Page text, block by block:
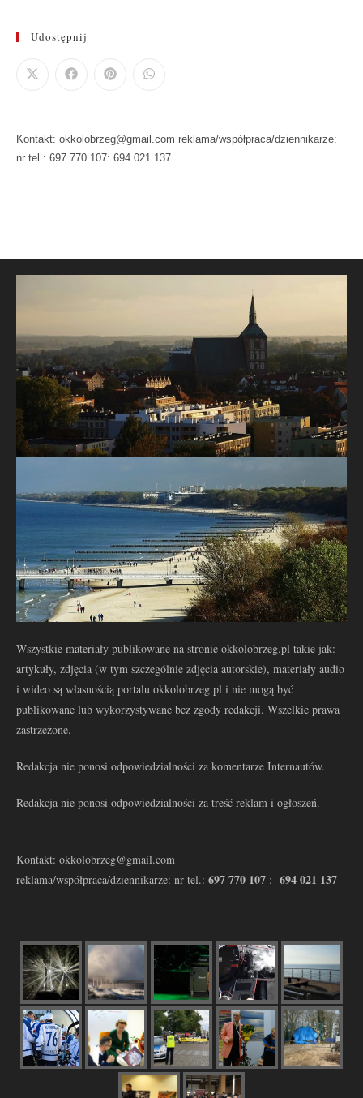
Udostępnij
Kontakt: okkolobrzeg@gmail.com reklama/współpraca/dziennikarze:
nr tel.: 697 770 107: 694 021 137
Wszystkie materiały publikowane na stronie okkolobrzeg.pl takie jak:
artykuły, zdjęcia (w tym szczególnie zdjęcia autorskie), materiały audio
i wideo są własnością portalu okkolobrzeg.pl i nie mogą być
publikowane lub wykorzystywane bez zgody redakcji. Wszelkie prawa
zastrzeżone.
Redakcja nie ponosi odpowiedzialności za komentarze Internautów.
Redakcja nie ponosi odpowiedzialności za treść reklam i ogłoszeń.
Kontakt: okkolobrzeg@gmail.com
reklama/współpraca/dziennikarze: nr tel.: 697 770 107 : 694 021 137